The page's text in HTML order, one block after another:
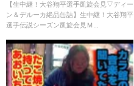
番組内容解析まとめ
【生中継！大谷翔平選手凱旋会見▽ディー
ン＆デルーカ絶品缶詰】生中継！大谷翔平
選手伝説シーズン凱旋会見Ｍ...